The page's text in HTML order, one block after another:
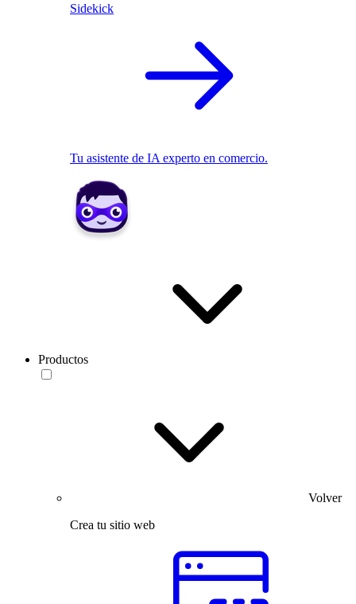
Sidekick
Tu asistente de IA experto en comercio.
Productos
Volver
Crea tu sitio web